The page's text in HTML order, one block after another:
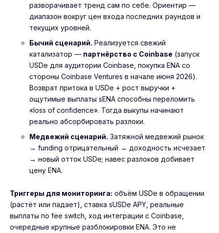
разворачивает тренд сам по себе. Ориентир —
диапазон вокруг цен входа последних раундов и
текущих уровней.
Бычий сценарий. Реализуется свежий
катализатор — партнёрство с Coinbase (запуск
USDe для аудитории Coinbase, покупка ENA со
стороны Coinbase Ventures в начале июня 2026).
Возврат притока в USDe + рост выручки +
ощутимые выплаты sENA способны переломить
«loss of confidence». Тогда выкупы начинают
реально абсорбировать разлоки.
Медвежий сценарий. Затяжной медвежий рынок
→ funding отрицательный → доходность исчезает
→ новый отток USDe; навес разлоков добивает
цену ENA.
Триггеры для мониторинга: объём USDe в обращении
(растёт или падает), ставка sUSDe APY, реальные
выплаты по fee switch, ход интеграции с Coinbase,
очередные крупные разблокировки ENA. Это не